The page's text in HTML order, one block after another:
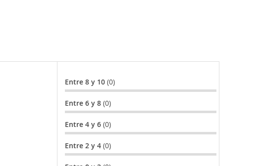
Entre 8 y 10 (0)
Entre 6 y 8 (0)
Entre 4 y 6 (0)
Entre 2 y 4 (0)